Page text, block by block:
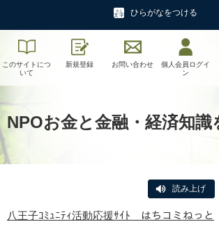
ひらがなをつける
このサイトにつ
いて
新規登録 お問い合わせ
個人会員ログイ
ン
NPOお金と金融・経済知識
読み上げ
八王子ｺﾐｭﾆﾃｨ活動応援ｻｲﾄ はちコミねっと